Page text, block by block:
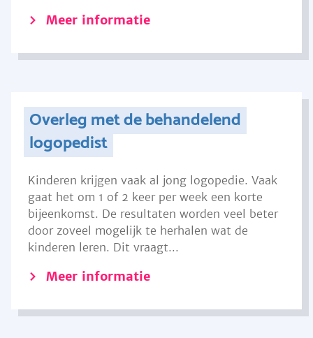
Meer informatie
Overleg met de behandelend
logopedist
Kinderen krijgen vaak al jong logopedie. Vaak
gaat het om 1 of 2 keer per week een korte
bijeenkomst. De resultaten worden veel beter
door zoveel mogelijk te herhalen wat de
kinderen leren. Dit vraagt...
Meer informatie